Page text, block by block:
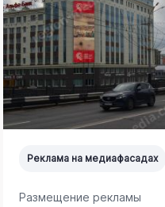
Реклама на медиафасадах
Размещение рекламы